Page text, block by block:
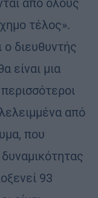
τέλος».
ο διευθυντής
είναι μια
από
που
93